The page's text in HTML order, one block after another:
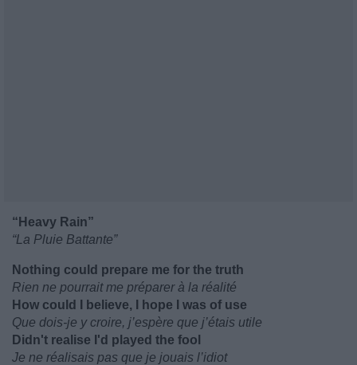
“Heavy Rain”
“La Pluie Battante”
Nothing could prepare me for the truth
Rien ne pourrait me préparer à la réalité
How could I believe, I hope I was of use
Que dois-je y croire, j’espère que j’étais utile
Didn't realise I'd played the fool
Je ne réalisais pas que je jouais l’idiot